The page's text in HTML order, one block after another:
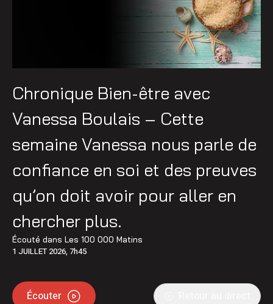
Chronique Bien-être avec
Vanessa Boulais – Cette
semaine Vanessa nous parle de
confiance en soi et des preuves
qu’on doit avoir pour aller en
chercher plus.
Écouté dans Les 100 000 Matins
1 JUILLET 2026, 7h45
Écouter